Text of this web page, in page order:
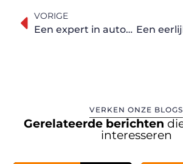
VORIGE
Een expert in autoverzekeringen uit Aalter
VERKEN ONZE BLOGS
Gerelateerde berichten
interesseren